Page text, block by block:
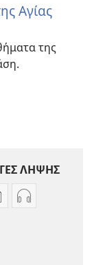
Αγίας
της
ΛΗΨΗΣ
Επιλογές